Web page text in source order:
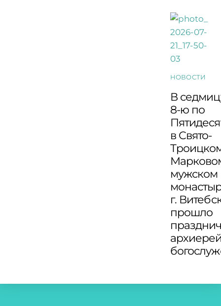
НОВОСТИ
В
8-ю по
в Свято-
мужском
г.
прошло